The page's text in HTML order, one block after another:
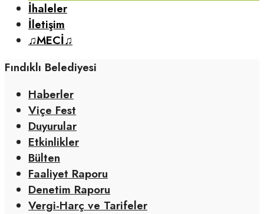
İhaleler
İletişim
♫MECİ♫
Fındıklı Belediyesi
Haberler
Viçe Fest
Duyurular
Etkinlikler
Bülten
Faaliyet Raporu
Denetim Raporu
Vergi-Harç ve Tarifeler